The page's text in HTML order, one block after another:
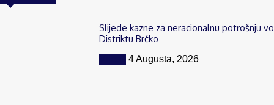
Slijede kazne za neracionalnu potrošnju
Distriktu Brčko
4 Augusta, 2026